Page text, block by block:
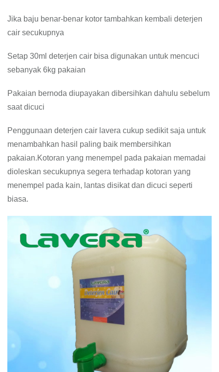
Jika baju benar-benar kotor tambahkan kembali deterjen
cair secukupnya
Setap 30ml deterjen cair bisa digunakan untuk mencuci
sebanyak 6kg pakaian
Pakaian bernoda diupayakan dibersihkan dahulu sebelum
saat dicuci
Penggunaan deterjen cair lavera cukup sedikit saja untuk
menambahkan hasil paling baik membersihkan
pakaian.Kotoran yang menempel pada pakaian memadai
dioleskan secukupnya segera terhadap kotoran yang
menempel pada kain, lantas disikat dan dicuci seperti
biasa.